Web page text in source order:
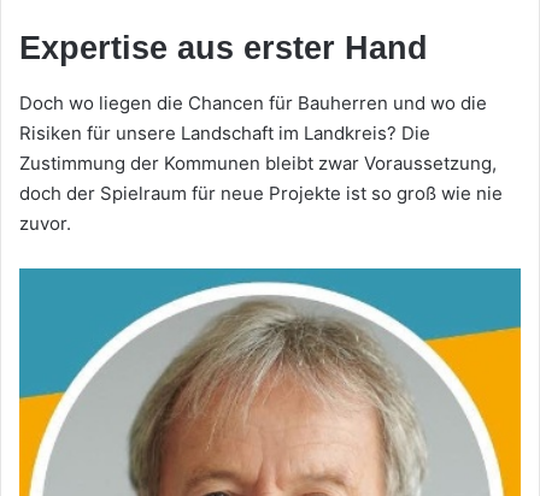
Expertise aus erster Hand
Doch wo liegen die Chancen für Bauherren und wo die
Risiken für unsere Landschaft im Landkreis? Die
Zustimmung der Kommunen bleibt zwar Voraussetzung,
doch der Spielraum für neue Projekte ist so groß wie nie
zuvor.